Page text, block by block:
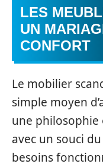
LES
UN
CONFORT
Le mobilier
simple moyen
une philosophie
avec un souci
besoins